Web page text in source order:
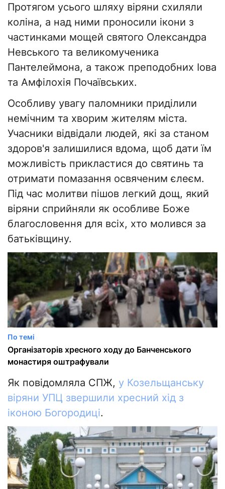
Протягом усього шляху віряни схиляли
коліна, а над ними проносили ікони з
частинками мощей святого Олександра
Невського та великомученика
Пантелеймона, а також преподобних Іова
та Амфілохія Почаївських.
Особливу увагу паломники приділили
немічним та хворим жителям міста.
Учасники відвідали людей, які за станом
здоров'я залишилися вдома, щоб дати їм
можливість прикластися до святинь та
отримати помазання освяченим єлеєм.
Під час молитви пішов легкий дощ, який
віряни сприйняли як особливе Боже
благословення для всіх, хто молився за
батьківщину.
По темі
Організаторів хресного ходу до Банченського
монастиря оштрафували
Як повідомляла СПЖ, у Козельщанську
віряни УПЦ звершили хресний хід з
іконою Богородиці.